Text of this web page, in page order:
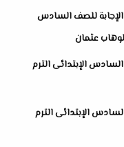
الإجابة للصف السادس
الإبتدائى الترم
الإبتدائى الترم